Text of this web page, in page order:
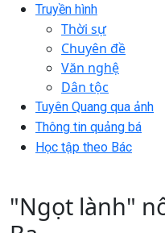
Truyền hình
Thời sự
Chuyên đề
Văn nghệ
Dân tộc
Tuyên Quang qua ảnh
Thông tin quảng bá
Học tập theo Bác
"Ngọt lành"